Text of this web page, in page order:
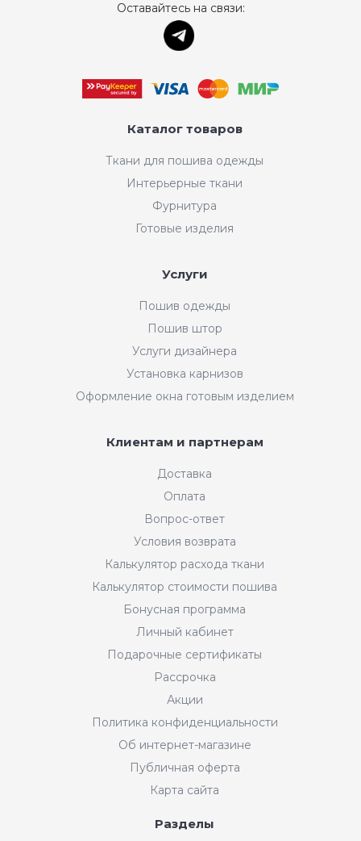
Оставайтесь на связи:
Каталог товаров
Ткани для пошива одежды
Интерьерные ткани
Фурнитура
Готовые изделия
Услуги
Пошив одежды
Пошив штор
Услуги дизайнера
Установка карнизов
Оформление окна готовым изделием
Клиентам и партнерам
Доставка
Оплата
Вопрос-ответ
Условия возврата
Калькулятор расхода ткани
Калькулятор стоимости пошива
Бонусная программа
Личный кабинет
Подарочные сертификаты
Рассрочка
Акции
Политика конфиденциальности
Об интернет-магазине
Публичная оферта
Карта сайта
Разделы